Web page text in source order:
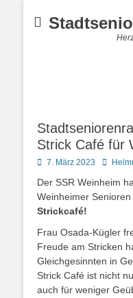
Strick Café für
Posted
7. März 2023 Autor
Der SSR Weinheim
Weinheimer
Strickcafé!
Frau Osada-Kügler
Freude am Stricken
Gleichgesinnten in
Strick Café ist nicht
auch für weniger